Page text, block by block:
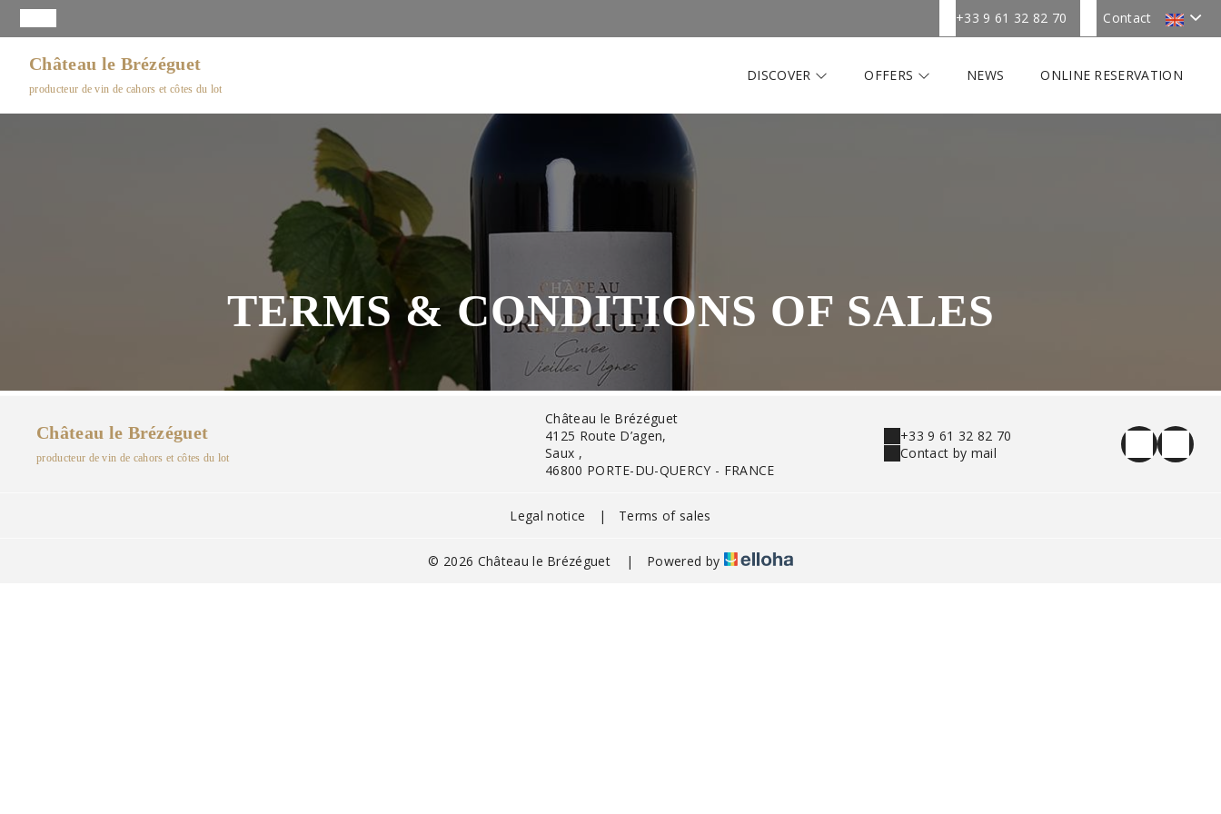
Contact
+33 9 61 32 82 70
Château le Brézéguet
producteur de vin de cahors et côtes du lot
DISCOVER OFFERS NEWS ONLINE RESERVATION
TERMS & CONDITIONS OF SALES
Château le Brézéguet
producteur de vin de cahors et côtes du lot
Château le Brézéguet
4125 Route D’agen,
Saux ,
46800 PORTE-DU-QUERCY - FRANCE
+33 9 61 32 82 70
Contact by mail
Legal notice | Terms of sales
© 2026 Château le Brézéguet | Powered by